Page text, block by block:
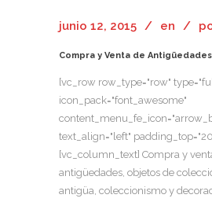
junio 12, 2015 en
Compra y Venta de Antigüedades
[vc_row row_type="row"
icon_pack="font_awesome"
text_align="left"
[vc_column_text] Compra y
antigüedades, objetos de
antigüa, coleccionismo y